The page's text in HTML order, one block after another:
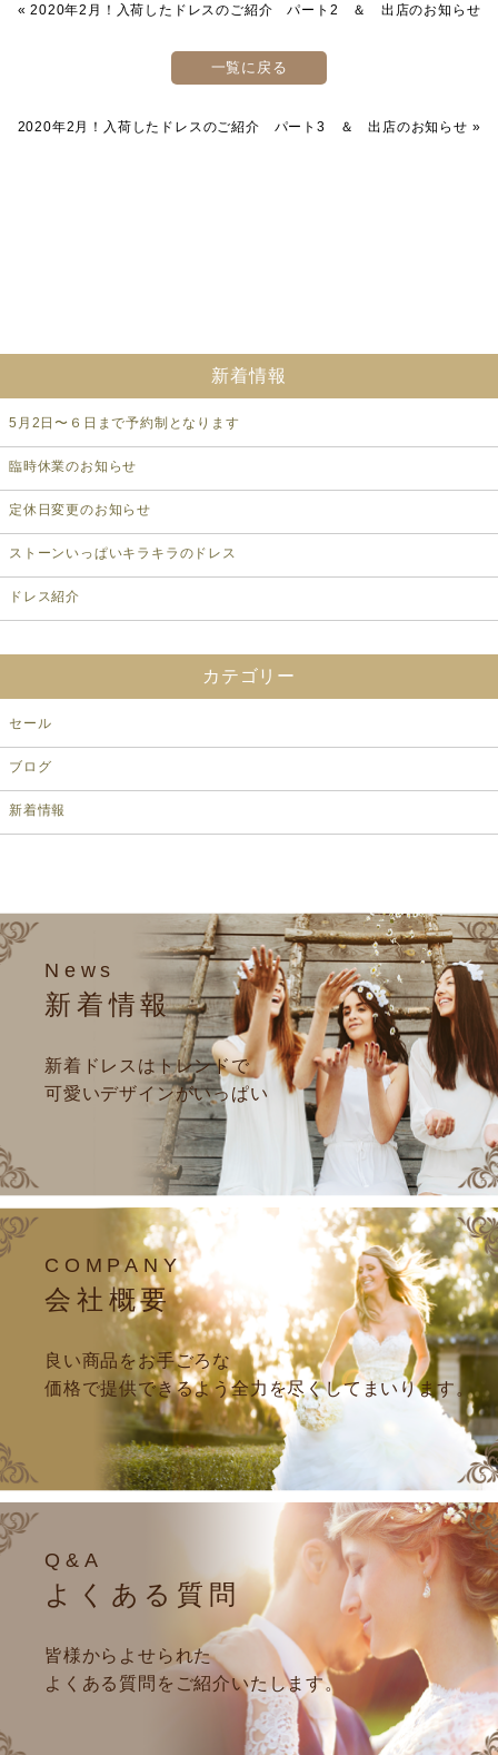
«2020年2月！入荷したドレスのご紹介 パート2 ＆ 出店のお知らせ
一覧に戻る
2020年2月！入荷したドレスのご紹介 パート3 ＆ 出店のお知らせ »
新着情報
5月2日〜６日まで予約制となります
臨時休業のお知らせ
定休日変更のお知らせ
ストーンいっぱいキラキラのドレス
ドレス紹介
カテゴリー
セール
ブログ
新着情報
News
新着情報
新着ドレスはトレンドで
可愛いデザインがいっぱい
COMPANY
会社概要
良い商品をお手ごろな
価格で提供できるよう全力を尽くしてまいります。
Q&A
よくある質問
皆様からよせられた
よくある質問をご紹介いたします。